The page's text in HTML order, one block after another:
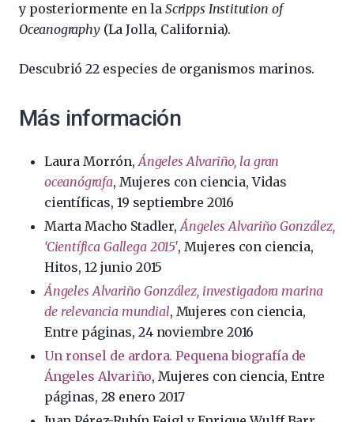
y posteriormente en laScripps Institution of
Oceanography(La Jolla, California).
Descubrió 22 especies de organismos marinos.
Más información
Laura Morrón,Ángeles Alvariño, la gran
oceanógrafa, Mujeres con ciencia, Vidas
científicas, 19 septiembre 2016
Marta Macho Stadler,Ángeles Alvariño González,
‘Científica Gallega 2015′, Mujeres con ciencia,
Hitos, 12 junio 2015
Ángeles Alvariño González, investigadora marina
de relevancia mundial, Mujeres con ciencia,
Entre páginas, 24 noviembre 2016
Un ronsel de ardora. Pequena biografía de
Ángeles Alvariño, Mujeres con ciencia, Entre
páginas, 28 enero 2017